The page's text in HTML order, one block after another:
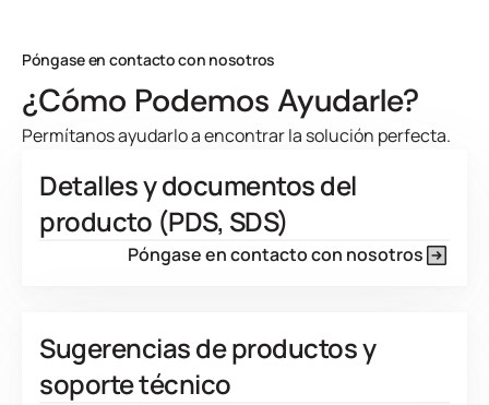
View Product Features
Póngase en contacto con nosotros
¿Cómo Podemos Ayudarle?
Permítanos ayudarlo a encontrar la solución perfecta.
Detalles y documentos del
producto (PDS, SDS)
Póngase en contacto con nosotros
Sugerencias de productos y
soporte técnico